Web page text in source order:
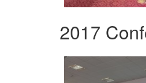
2017